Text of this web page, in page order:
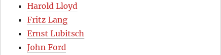
Harold Lloyd
Fritz Lang
Ernst Lubitsch
John Ford